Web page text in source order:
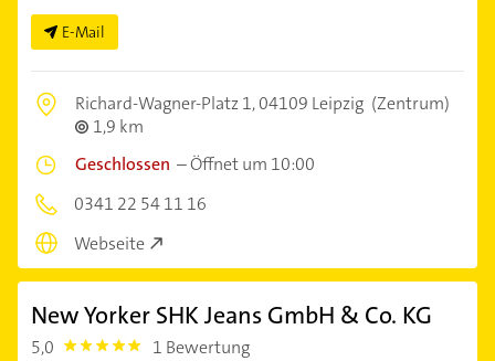
E-Mail
Richard-Wagner-Platz 1,04109 Leipzig (Zentrum)
1,9 km
Geschlossen –Öffnet um 10:00
0341 22 54 11 16
Webseite
New Yorker SHK Jeans GmbH & Co. KG
5,0 5.0 1 Bewertung